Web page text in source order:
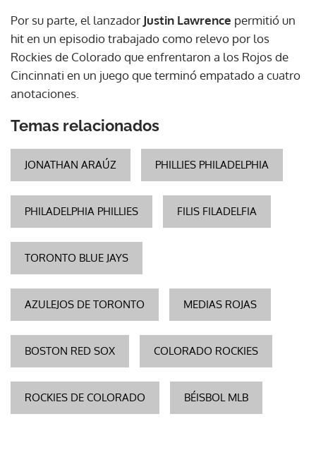
Por su parte, el lanzador Justin Lawrence permitió un
hit en un episodio trabajado como relevo por los
Rockies de Colorado que enfrentaron a los Rojos de
Cincinnati en un juego que terminó empatado a cuatro
anotaciones.
Temas relacionados
JONATHAN ARAÚZ PHILLIES PHILADELPHIA
PHILADELPHIA PHILLIES FILIS FILADELFIA
TORONTO BLUE JAYS
AZULEJOS DE TORONTO MEDIAS ROJAS
BOSTON RED SOX COLORADO ROCKIES
ROCKIES DE COLORADO BÉISBOL MLB